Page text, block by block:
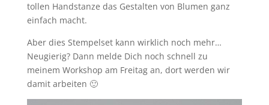
tollen Handstanze das Gestalten von Blumen ganz
einfach macht.
Aber dies Stempelset kann wirklich noch mehr…
Neugierig? Dann melde Dich noch schnell zu
meinem Workshop am Freitag an, dort werden wir
damit arbeiten 🙂